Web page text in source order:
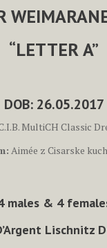
“LETTER A”
DOB:26.05.2017
MultiCH Classic
Aimée z Cisarske
males & 4
Lischnitz